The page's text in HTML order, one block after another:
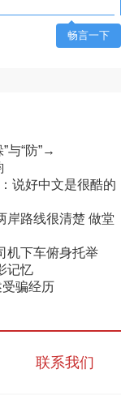
畅言一下
与“防”→
说好中文是很酷的
岸路线很清楚 做堂
机下车俯身托举
记忆
受骗经历
联系我们